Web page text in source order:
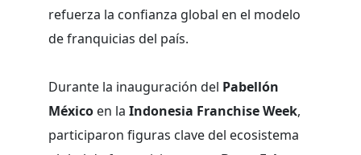
refuerza la confianza global en el modelo
de franquicias del país.
Durante la inauguración del Pabellón
México en la Indonesia Franchise Week,
participaron figuras clave del ecosistema